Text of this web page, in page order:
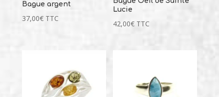
Bague argent
37,00€ TTC
Lucie
42,00€ TTC